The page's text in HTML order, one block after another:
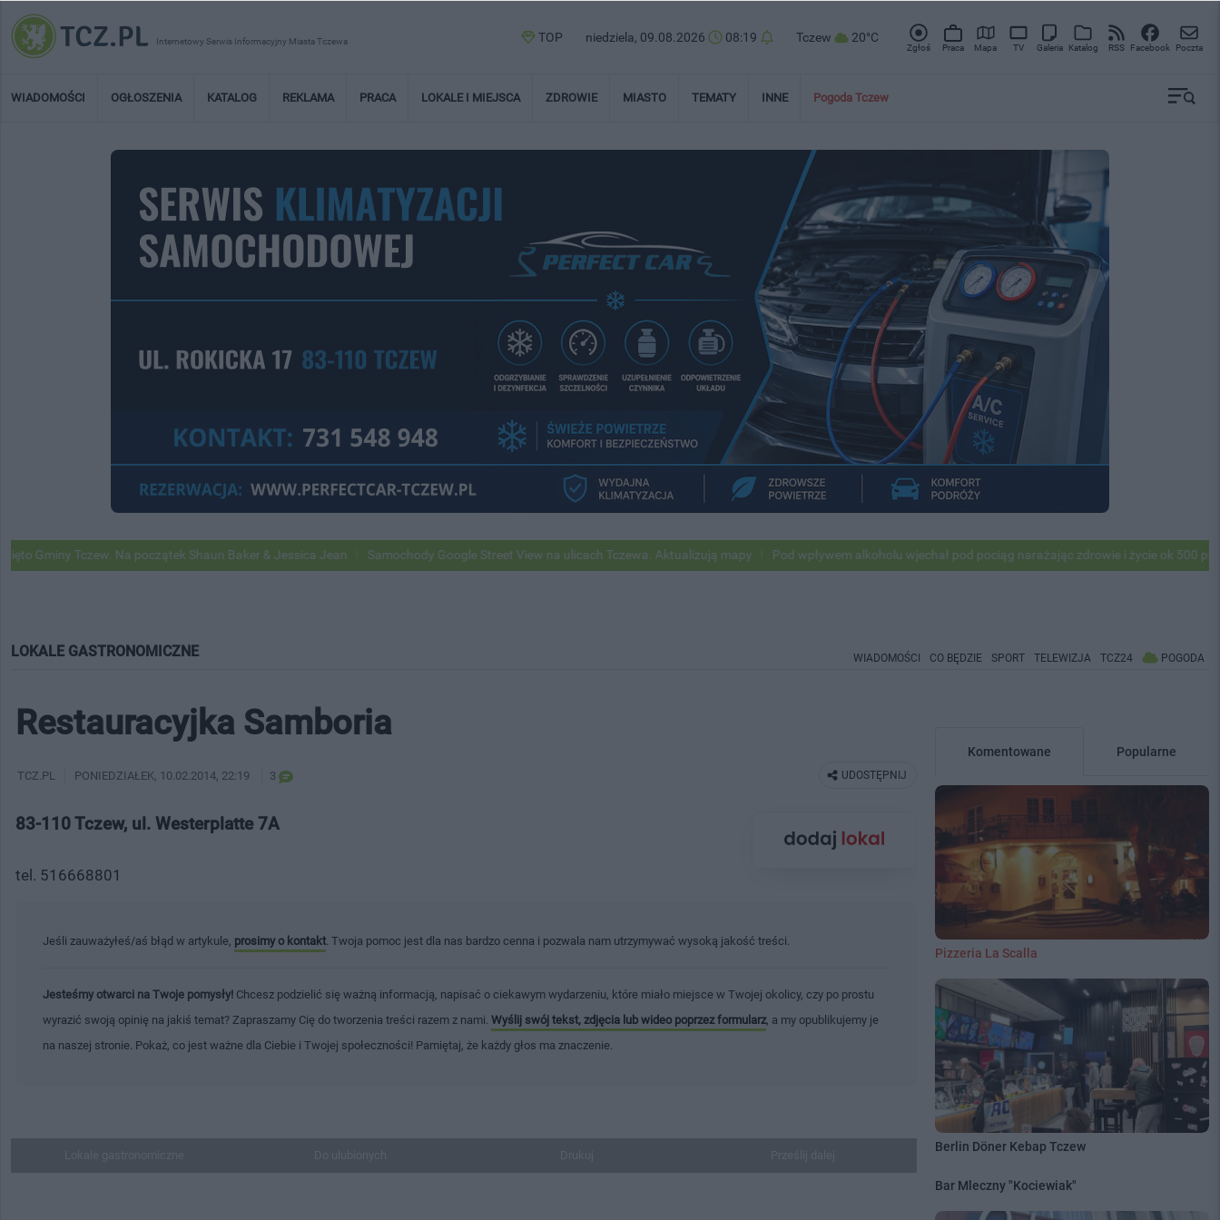
Internetowy Serwis Informacyjny Miasta Tczewa TOP niedziela, 09.08.2026 08:19 Tczew 20°C
Zgłoś Praca Mapa TV Galeria Katalog RSS Facebook Poczta
WIADOMOŚCI OGŁOSZENIA KATALOG REKLAMA PRACA LOKALE I MIEJSCA ZDROWIE MIASTO TEMATY INNE Pogoda Tczew
Tczew. Na początek Shaun Baker & Jessica Jean Samochody Google Street View na ulicach Tczewa. Aktualizują mapy Pod wpływem alkoholu wjechał pod pociąg narażając zdrowie i życie ok 500
LOKALE GASTRONOMICZNE WIADOMOŚCI CO BĘDZIE SPORT TELEWIZJA TCZ24 POGODA
Restauracyjka Samboria
UDOSTĘPNIJ
TCZ.PL PONIEDZIAŁEK, 10.02.2014, 22:19 3
83-110 Tczew, ul. Westerplatte 7A
tel. 516668801
Jeśli zauważyłeś/aś błąd w artykule, prosimy o kontakt. Twoja pomoc jest dla nas bardzo cenna i pozwala nam utrzymywać wysoką jakość treści.
Jesteśmy otwarci na Twoje pomysły! Chcesz podzielić się ważną informacją, napisać o ciekawym wydarzeniu, które miało miejsce w Twojej okolicy, czy po prostu
wyrazić swoją opinię na jakiś temat? Zapraszamy Cię do tworzenia treści razem z nami. Wyślij swój tekst, zdjęcia lub wideo poprzez formularz, a my opublikujemy je
na naszej stronie. Pokaż, co jest ważne dla Ciebie i Twojej społeczności! Pamiętaj, że każdy głos ma znaczenie.
Komentowane Popularne
Pizzeria La Scalla
Berlin Döner Kebap Tczew
Bar Mleczny "Kociewiak"